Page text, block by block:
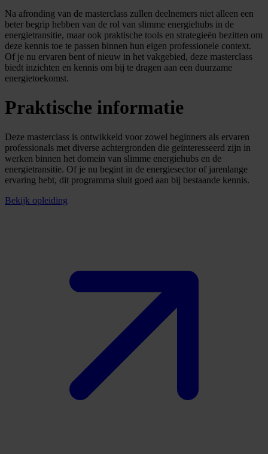
Na afronding van de masterclass zullen deelnemers niet alleen een
beter begrip hebben van de rol van slimme energiehubs in de
energietransitie, maar ook praktische tools en strategieën bezitten om
deze kennis toe te passen binnen hun eigen professionele context.
Of je nu ervaren bent of nieuw in het vakgebied, deze masterclass
biedt inzichten en kennis om bij te dragen aan een duurzame
energietoekomst.
Praktische informatie
Deze masterclass is ontwikkeld voor zowel beginners als ervaren
professionals met diverse achtergronden die geïnteresseerd zijn in
werken binnen het domein van slimme energiehubs en de
energietransitie. Of je nu begint in de energiesector of jarenlange
ervaring hebt, dit programma sluit goed aan bij bestaande kennis.
Bekijk opleiding